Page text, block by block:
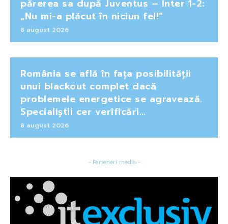
părerea sa după Juventus – Inter 1-2:
„Nu mi-a plăcut în niciun fel!”
8 august 2026
România se află în fața posibilității
unui blackout complet dacă
problemele energetice se agravează.
Specialiștii cer verificări…
8 august 2026
- Parteneri media -